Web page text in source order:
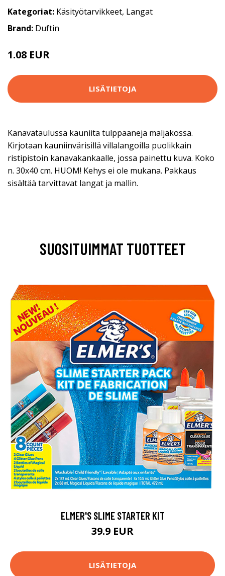
Kategoriat: Käsityötarvikkeet, Langat
Brand: Duftin
1.08 EUR
LISÄTIETOJA
Kanavataulussa kauniita tulppaaneja maljakossa.
Kirjotaan kauniinvärisillä villalangoilla puolikkain
ristipistoin kanavakankaalle, jossa painettu kuva. Koko
n. 30x40 cm. HUOM! Kehys ei ole mukana. Pakkaus
sisältää tarvittavat langat ja mallin.
SUOSITUIMMAT TUOTTEET
ELMER'S SLIME STARTER KIT
39.9 EUR
LISÄTIETOJA